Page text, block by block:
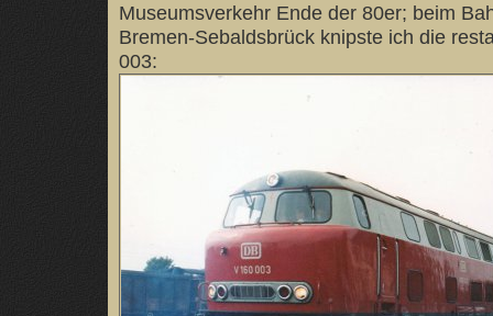
Museumsverkehr Ende der 80er; beim
Bremen-Sebaldsbrück knipste ich die
003: